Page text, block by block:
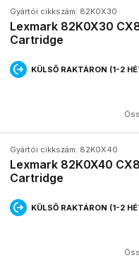
Gyártói cikkszám: 82K0X30
Lexmark 82K0X30
Cartridge
KÜLSŐ RAKTÁRON (1-2
Gyártói cikkszám: 82K0X40
Lexmark 82K0X40
Cartridge
KÜLSŐ RAKTÁRON (1-2